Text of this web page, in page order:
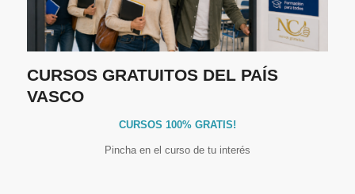
CURSOS GRATUITOS DEL PAÍS
VASCO
CURSOS 100% GRATIS!
Pincha en el curso de tu interés